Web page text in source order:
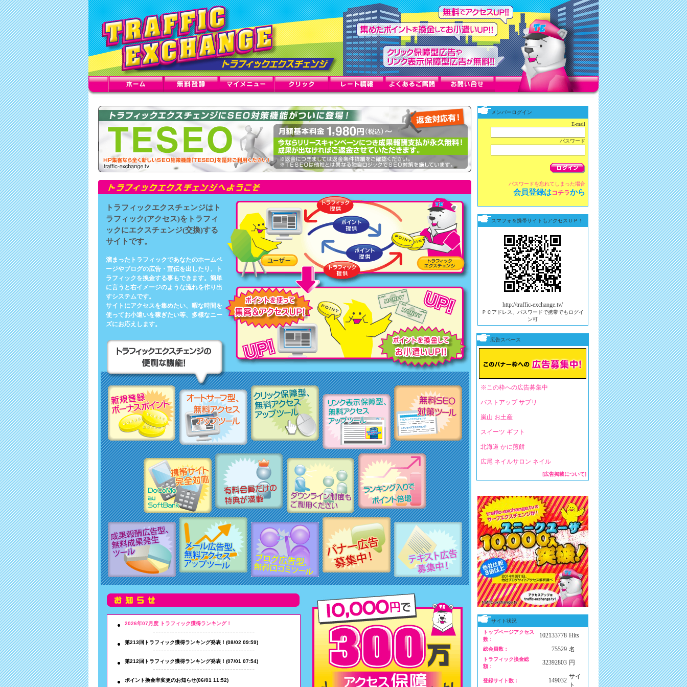
トラフィックエクスチェンジはト
ラフィック(アクセス)をトラフィ
ックにエクスチェンジ(交換)する
サイトです。
溜まったトラフィックであなたのホームペ
ージやブログの広告・宣伝を出したり、ト
ラフィックを換金する事もできます。簡単
に言うと右イメージのような流れを作り出
すシステムです。
サイトにアクセスを集めたい、暇な時間を
使ってお小遣いを稼ぎたい等、多様なニー
ズにお応えします。
2026年07月度 トラフィック獲得ランキング！
第213回トラフィック獲得ランキング発表！(08/02 09:59)
第212回トラフィック獲得ランキング発表！(07/01 07:54)
ポイント換金率変更のお知らせ(06/01 11:52)
メンバーログイン
E-mail
パスワード
パスワードを忘れてしまった場合
会員登録はコチラから
スマフォ＆携帯サイトもアクセスＵＰ！
http://traffic-exchange.tv/
ＰＣアドレス、パスワードで携帯でもログイ
ン可
広告スペース
※この枠への広告募集中
バストアップ サプリ
嵐山 お土産
スイーツ ギフト
北海道 かに煎餅
広尾 ネイルサロン ネイル
[広告掲載について]
サイト状況
トップページアクセス
数：
102133778 Hits
総会員数： 75529 名
トラフィック換金総
額：
32392803 円
登録サイト数： 149032
サイ
ト